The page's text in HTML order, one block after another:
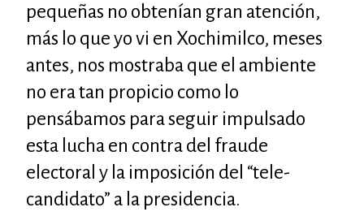
pequeñas no obtenían gran atención,
más lo que yo vi en Xochimilco, meses
antes, nos mostraba que el ambiente
no era tan propicio como lo
pensábamos para seguir impulsado
esta lucha en contra del fraude
electoral y la imposición del “tele-
candidato” a la presidencia.